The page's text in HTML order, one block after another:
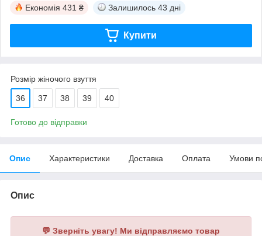
Економія 431 ₴ Залишилось 43 дні
Купити
Розмір жіночого взуття
36 37 38 39 40
Готово до відправки
Опис Характеристики Доставка Оплата Умови
Опис
💬 Зверніть увагу! Ми відправляємо товар